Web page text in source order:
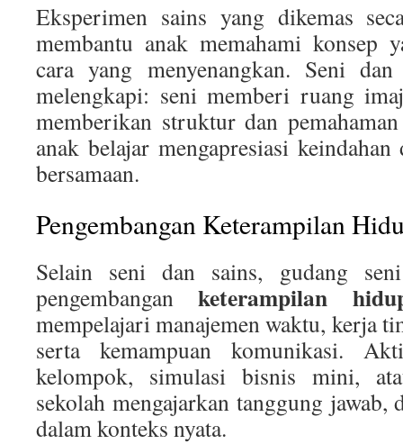
Eksperimen sains yang dikemas
membantu anak memahami konsep
cara yang menyenangkan. Seni
melengkapi: seni memberi ruang
memberikan struktur dan
anak belajar mengapresiasi
bersamaan.
Pengembangan Keterampilan
Selain seni dan sains, gudang
pengembanganketerampilan
mempelajari manajemen waktu, kerja
serta kemampuan komunikasi.
kelompok, simulasi bisnis mini,
sekolah mengajarkan tanggung
dalam konteks nyata.